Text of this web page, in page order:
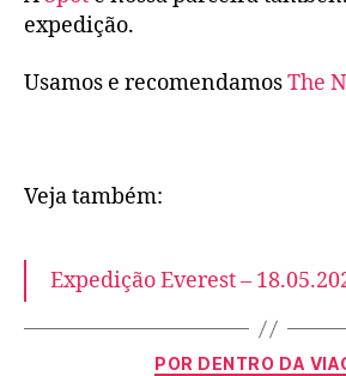
expedição.
Usamos e recomendamosThe
Veja também:
Expedição Everest –
POR DENTRO DA